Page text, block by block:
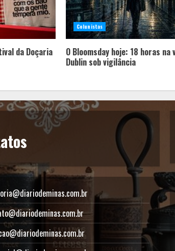
da Doçaria
Colunistas
O Bloomsday hoje: 18 horas na
Dublin sob vigilância